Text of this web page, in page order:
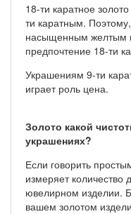
18-ти каратное
ти каратным.
насыщенным желтым
предпочтение 18-ти
Украшениям 9-ти
играет роль цена.
Золото какой
украшениях?
Если говорить
измеряет количество
ювелирном изделии.
вашем золотом